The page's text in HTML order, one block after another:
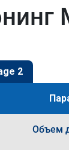
2
Объем